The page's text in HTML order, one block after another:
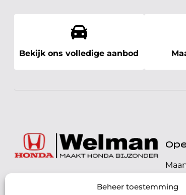
Beheer toestemming
Bekijk ons volledige aanbod
072 - 57 16 9 40